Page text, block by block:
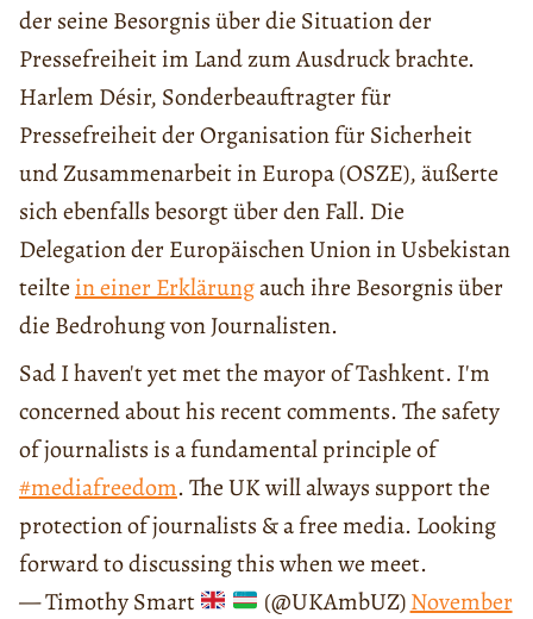
der seine Besorgnis über die Situation der
Pressefreiheit im Land zum Ausdruck brachte.
Harlem Désir, Sonderbeauftragter für
Pressefreiheit der Organisation für Sicherheit
und Zusammenarbeit in Europa (OSZE), äußerte
sich ebenfalls besorgt über den Fall. Die
Delegation der Europäischen Union in Usbekistan
teilte in einer Erklärungauch ihre Besorgnis über
die Bedrohung von Journalisten.
Sad I haven't yet met the mayor of Tashkent. I'm
concerned about his recent comments. The safety
of journalists is a fundamental principle of
#mediafreedom. The UK will always support the
protection of journalists & a free media. Looking
forward to discussing this when we meet.
— Timothy Smart
(@UKAmbUZ)November